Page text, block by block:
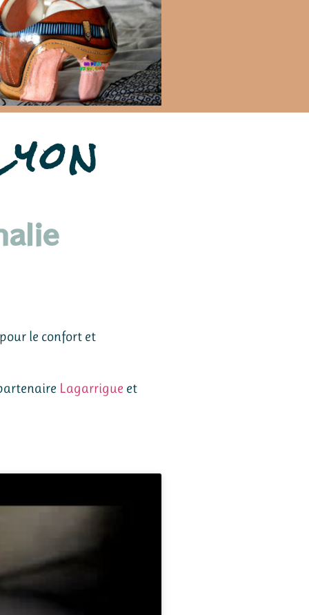
le confort et
Lagarrigue et